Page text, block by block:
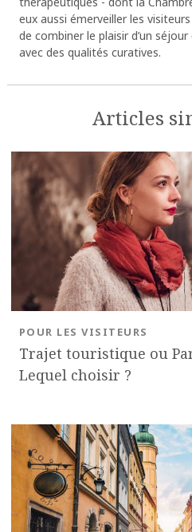
eux aussi émerveiller les
de combiner le plaisir d’un
avec des qualités curatives.
Articles
Trajet touristique ou
Lequel choisir ?
POUR LES VISITEURS